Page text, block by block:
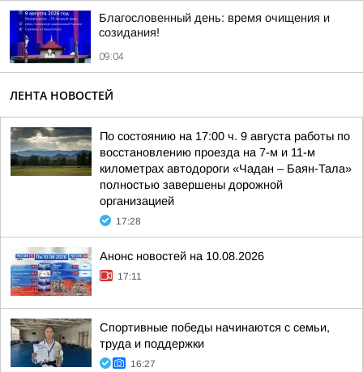
Благословенный день: время очищения и
созидания!
09:04
ЛЕНТА НОВОСТЕЙ
По состоянию на 17:00 ч. 9 августа работы по
восстановлению проезда на 7-м и 11-м
километрах автодороги «Чадан – Баян-Тала»
полностью завершены дорожной
организацией
17:28
Анонс новостей на 10.08.2026
17:11
Спортивные победы начинаются с семьи,
труда и поддержки
16:27